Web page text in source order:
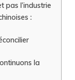
pas l’industrie
:
la